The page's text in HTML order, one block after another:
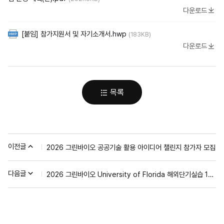
다운로드
[붙임] 참가지원서 및 자기소개서.hwp (183KB)
다운로드
목록
이전글 2026 그린바이오 공공기술 활용 아이디어 챌린지 참가자 모집
다음글 2026 그린바이오 University of Florida 해외단기실습 1차 합격자 명단 공고 및 최종 선발 발표회 안내